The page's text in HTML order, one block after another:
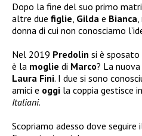
Dopo la fine del suo primo
altre due figlie, Gilda e Bianca
donna di cui non conosciamo
Nel 2019 Predolin si è
è la moglie di Marco? La
Laura Fini. I due si sono
amici e oggi la coppia gestisce
Italiani.
Scopriamo adesso dove seguire